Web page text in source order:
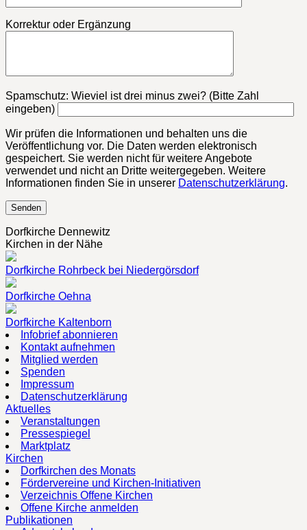
Korrektur oder Ergänzung
Bitte lasse dieses Feld leer.
Spamschutz: Wieviel ist drei minus zwei? (Bitte Zahl
eingeben)
Wir prüfen die Informationen und behalten uns die
Veröffentlichung vor. Die Daten werden elektronisch
gespeichert. Sie werden nicht für weitere Angebote
verwendet und nicht an Dritte weitergegeben. Weitere
Informationen finden Sie in unserer Datenschutzerklärung.
Dorfkirche Dennewitz
Kirchen in der Nähe
Dorfkirche Rohrbeck bei Niedergörsdorf
Dorfkirche Oehna
Dorfkirche Kaltenborn
Infobrief abonnieren
Kontakt aufnehmen
Mitglied werden
Spenden
Impressum
Datenschutzerklärung
Aktuelles
Veranstaltungen
Pressespiegel
Marktplatz
Kirchen
Dorfkirchen des Monats
Fördervereine und Kirchen-Initiativen
Verzeichnis Offene Kirchen
Offene Kirche anmelden
Publikationen